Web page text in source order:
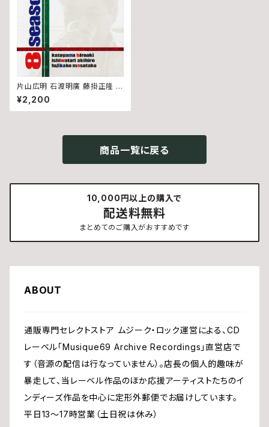
片山広明 石渡明廣 藤掛正隆 -
8 Seasons (CD)
¥2,200
商品一覧に戻る
10,000円以上の購入で
配送料無料
まとめてのご購入がおすすめです
ABOUT
通販専門セレクトストア ムジーク・ロック運営による、CD
レーベル「Musique69 Archive Recordings」直営店で
す（音源の配信は行なっていません）。店長の個人的趣味が
暴走して、当レーベル作品のほか応援アーティストたちのイ
ンディーズ作品を中心に定形外郵便でお届けしています。
平日13〜17時営業（土日祝は休み）